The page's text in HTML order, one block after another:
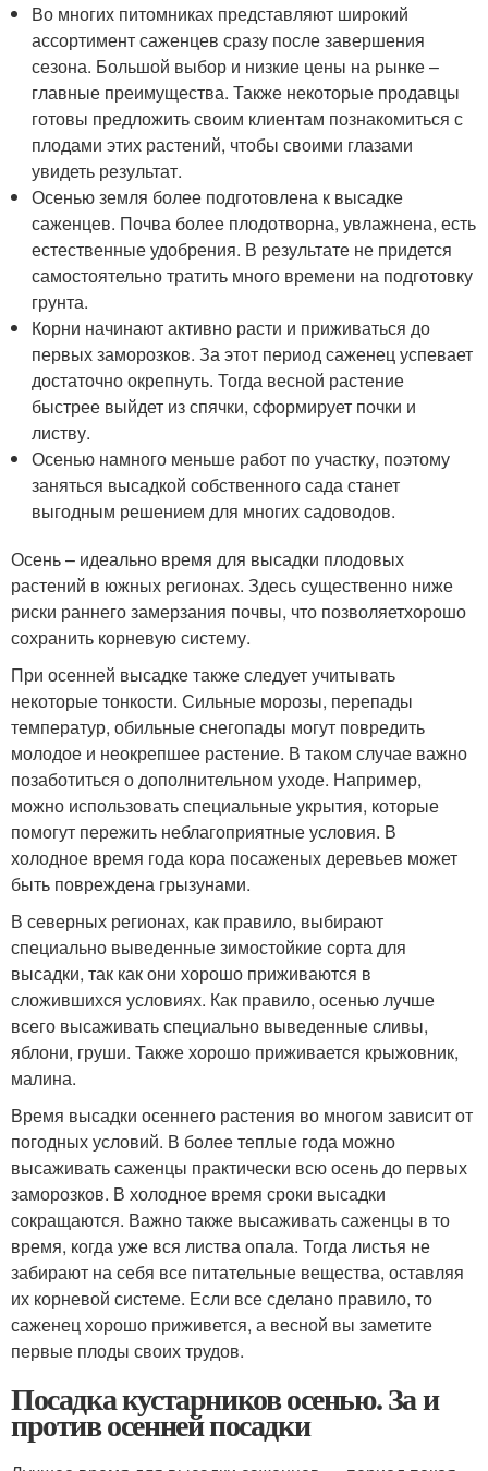
Во многих питомниках представляют широкий
ассортимент саженцев сразу после завершения
сезона. Большой выбор и низкие цены на рынке –
главные преимущества. Также некоторые продавцы
готовы предложить своим клиентам познакомиться с
плодами этих растений, чтобы своими глазами
увидеть результат.
Осенью земля более подготовлена к высадке
саженцев. Почва более плодотворна, увлажнена, есть
естественные удобрения. В результате не придется
самостоятельно тратить много времени на подготовку
грунта.
Корни начинают активно расти и приживаться до
первых заморозков. За этот период саженец успевает
достаточно окрепнуть. Тогда весной растение
быстрее выйдет из спячки, сформирует почки и
листву.
Осенью намного меньше работ по участку, поэтому
заняться высадкой собственного сада станет
выгодным решением для многих садоводов.
Осень – идеально время для высадки плодовых
растений в южных регионах. Здесь существенно ниже
риски раннего замерзания почвы, что позволяетхорошо
сохранить корневую систему.
При осенней высадке также следует учитывать
некоторые тонкости. Сильные морозы, перепады
температур, обильные снегопады могут повредить
молодое и неокрепшее растение. В таком случае важно
позаботиться о дополнительном уходе. Например,
можно использовать специальные укрытия, которые
помогут пережить неблагоприятные условия. В
холодное время года кора посаженых деревьев может
быть повреждена грызунами.
В северных регионах, как правило, выбирают
специально выведенные зимостойкие сорта для
высадки, так как они хорошо приживаются в
сложившихся условиях. Как правило, осенью лучше
всего высаживать специально выведенные сливы,
яблони, груши. Также хорошо приживается крыжовник,
малина.
Время высадки осеннего растения во многом зависит от
погодных условий. В более теплые года можно
высаживать саженцы практически всю осень до первых
заморозков. В холодное время сроки высадки
сокращаются. Важно также высаживать саженцы в то
время, когда уже вся листва опала. Тогда листья не
забирают на себя все питательные вещества, оставляя
их корневой системе. Если все сделано правило, то
саженец хорошо приживется, а весной вы заметите
первые плоды своих трудов.
Посадка кустарников осенью. За и
против осенней посадки